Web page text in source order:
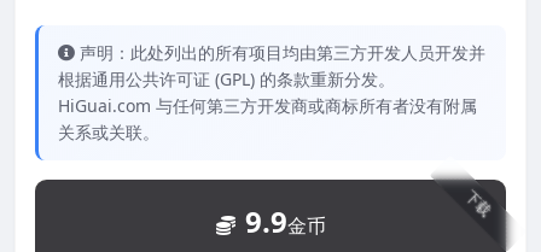
声明：此处列出的所有项目均由第三方开发人员开发并
根据通用公共许可证 (GPL) 的条款重新分发。
HiGuai.com 与任何第三方开发商或商标所有者没有附属
关系或关联。
下载
9.9金币